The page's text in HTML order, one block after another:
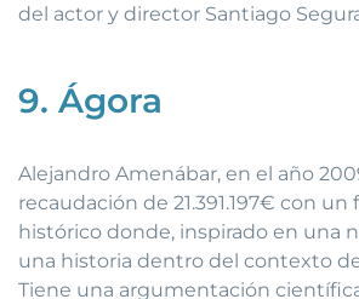
del actor y director Santiago
9. Ágora
Alejandro Amenábar, en el año
recaudación de 21.391.197€ con
histórico donde, inspirado en una
una historia dentro del contexto
Tiene una argumentación